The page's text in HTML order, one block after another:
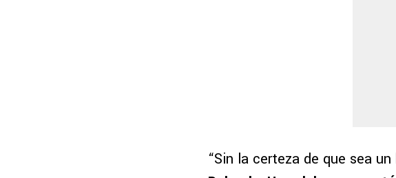
“Sin la certeza de que sea